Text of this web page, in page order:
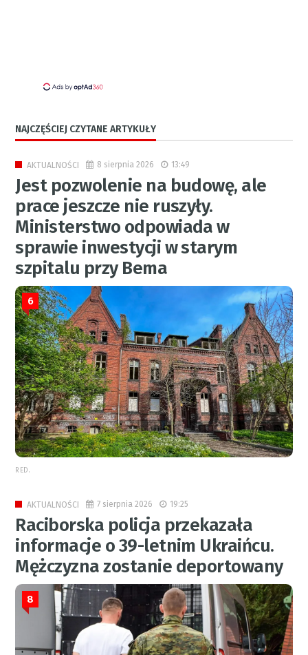
NAJCZĘŚCIEJ CZYTANE ARTYKUŁY
AKTUALNOŚCI 8 sierpnia 2026 13:49
Jest pozwolenie na budowę, ale
prace jeszcze nie ruszyły.
Ministerstwo odpowiada w
sprawie inwestycji w starym
szpitalu przy Bema
6
RED.
AKTUALNOŚCI 7 sierpnia 2026 19:25
Raciborska policja przekazała
informacje o 39-letnim Ukraińcu.
Mężczyzna zostanie deportowany
8